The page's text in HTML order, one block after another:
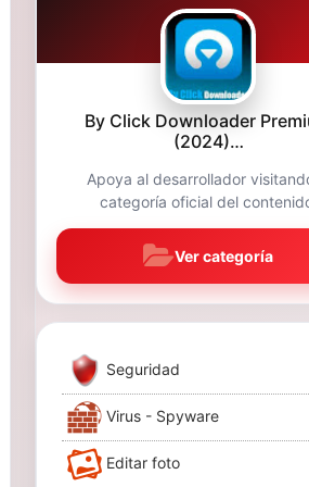
By Click Downloader
(2024)…
Apoya al desarrollador
categoría oficial del
Ver categoría
Seguridad
Virus - Spyware
Editar foto